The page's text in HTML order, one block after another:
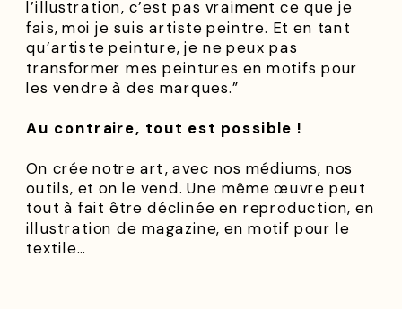
l’illustration, c’est pas vraiment ce que je
fais, moi je suis artiste peintre. Et en tant
qu’artiste peinture, je ne peux pas
transformer mes peintures en motifs pour
les vendre à des marques.”
Au contraire, tout est possible !
On crée notre art, avec nos médiums, nos
outils, et on le vend. Une même œuvre peut
tout à fait être déclinée en reproduction, en
illustration de magazine, en motif pour le
textile…